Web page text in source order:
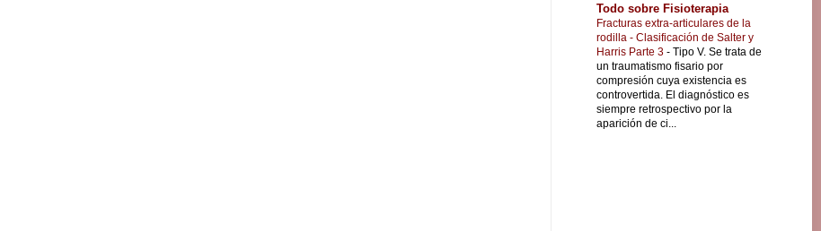
Todo sobre Fisioterapia
Fracturas extra-articulares de la
rodilla - Clasificación de Salter y
Harris Parte 3 - Tipo V. Se trata de
un traumatismo fisario por
compresión cuya existencia es
controvertida. El diagnóstico es
siempre retrospectivo por la
aparición de ci...